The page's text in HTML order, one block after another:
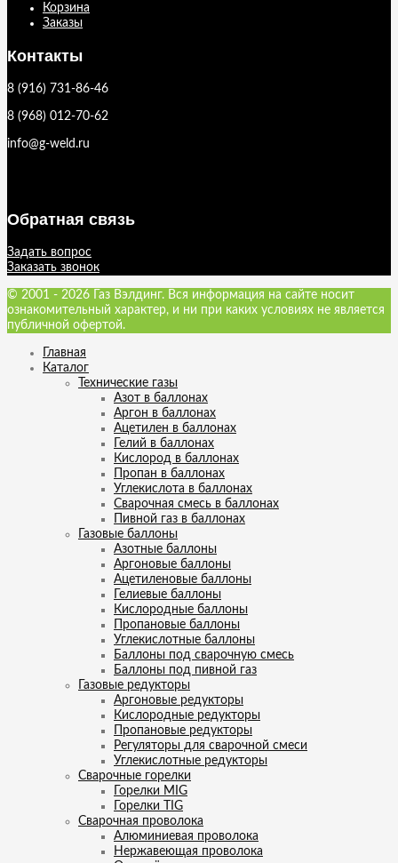
Корзина
Заказы
Контакты
8 (916) 731-86-46
8 (968) 012-70-62
info@g-weld.ru
Обратная связь
Задать вопрос
Заказать звонок
© 2001 - 2026 Газ Вэлдинг. Вся информация на сайте носит
ознакомительный характер, и ни при каких условиях не является
публичной офертой.
Главная
Каталог
Технические газы
Азот в баллонах
Аргон в баллонах
Ацетилен в баллонах
Гелий в баллонах
Кислород в баллонах
Пропан в баллонах
Углекислота в баллонах
Сварочная смесь в баллонах
Пивной газ в баллонах
Газовые баллоны
Азотные баллоны
Аргоновые баллоны
Ацетиленовые баллоны
Гелиевые баллоны
Кислородные баллоны
Пропановые баллоны
Углекислотные баллоны
Баллоны под сварочную смесь
Баллоны под пивной газ
Газовые редукторы
Аргоновые редукторы
Кислородные редукторы
Пропановые редукторы
Регуляторы для сварочной смеси
Углекислотные редукторы
Сварочные горелки
Горелки MIG
Горелки TIG
Сварочная проволока
Алюминиевая проволока
Нержавеющая проволока